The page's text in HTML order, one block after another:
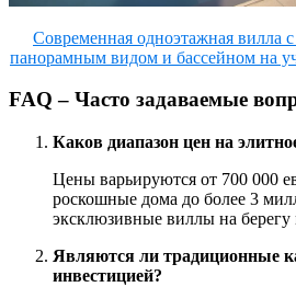
Современная одноэтажная вилла
панорамным видом и бассейном на
FAQ – Часто задаваемые
Каков диапазон цен на
Цены варьируются от 700 000
роскошные дома до более 3
эксклюзивные виллы на берегу
Являются ли традиционные
инвестицией?